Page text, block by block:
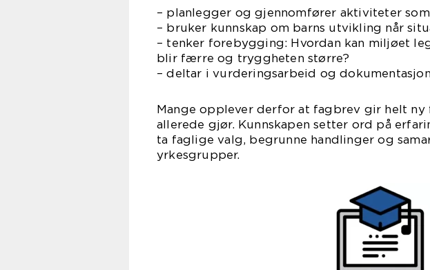
– planlegger og gjennomfører aktiviteter
– bruker kunnskap om barns utvikling når
– tenker forebygging: Hvordan kan miljøet
blir færre og tryggheten større?
– deltar i vurderingsarbeid og
Mange opplever derfor at fagbrev gir helt ny
allerede gjør. Kunnskapen setter ord på
ta faglige valg, begrunne handlinger og
yrkesgrupper.